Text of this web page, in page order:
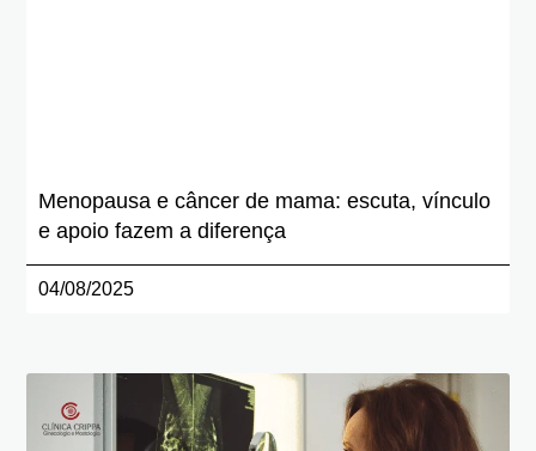
Menopausa e câncer de mama: escuta, vínculo
e apoio fazem a diferença
04/08/2025